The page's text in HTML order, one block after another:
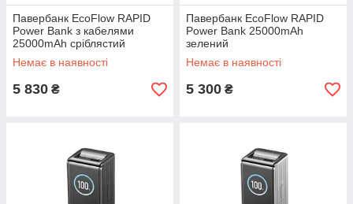
Павербанк EcoFlow RAPID
Power Bank з кабелями
25000mAh сріблястий
Немає в наявності
5 830 ₴
Павербанк EcoFlow RAPID
Power Bank 25000mAh
зелений
Немає в наявності
5 300 ₴